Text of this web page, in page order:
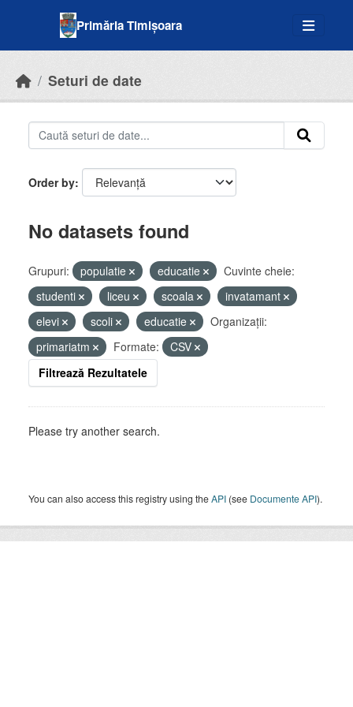
Primăria Timișoara
Seturi de date
Order by
No datasets found
Grupuri: populatie educatie
Cuvinte cheie:
studenti
liceu scoala
invatamant
elevi
scoli educatie
Organizații:
primariatm
Formate:
CSV
Filtrează Rezultatele
Please try another search.
You can also access this registry using theAPI (see Documente API).